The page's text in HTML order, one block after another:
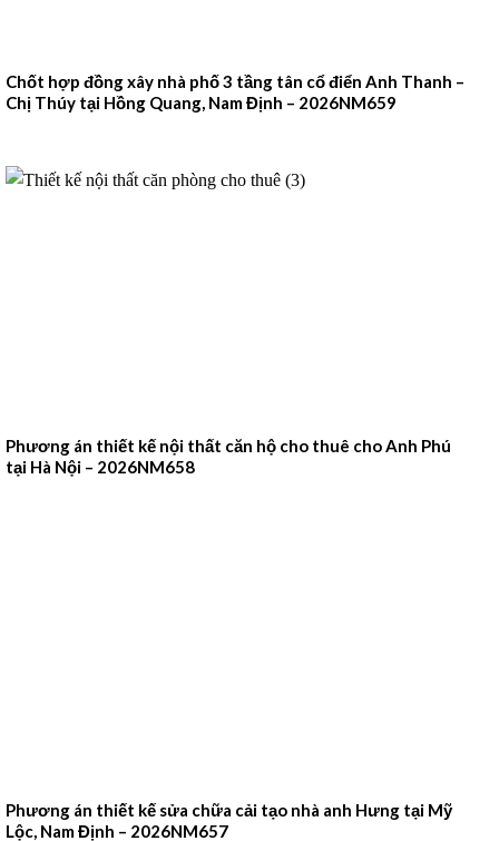
Chốt hợp đồng xây nhà phố 3 tầng tân cổ điển Anh Thanh –
Chị Thúy tại Hồng Quang, Nam Định – 2026NM659
Phương án thiết kế nội thất căn hộ cho thuê cho Anh Phú
tại Hà Nội – 2026NM658
Phương án thiết kế sửa chữa cải tạo nhà anh Hưng tại Mỹ
Lộc, Nam Định – 2026NM657